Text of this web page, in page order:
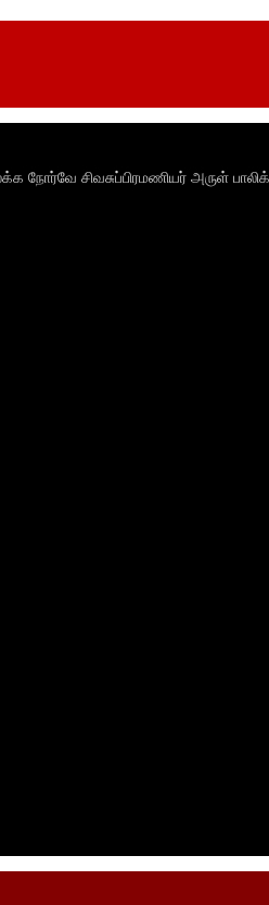
சிவசுப்பிரமணியர் அருள்